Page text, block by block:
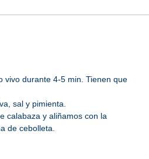
vivo durante 4-5 min. Tienen que
sal y pimienta.
calabaza y aliñamos con la
de cebolleta.